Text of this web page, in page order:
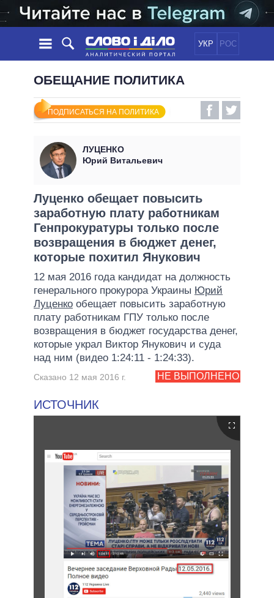
УКР РОС
НОВОСТИ
ЛЕНТА
СОБЫТИЯ
СТАТЬИ
МНЕНИЯ
ОБЗОРЫ
ДАЙДЖЕСТЫ
ПОЛИТИКА
ЭКОНОМИКА
МИР
ОБЕЩАНИЯ
ВСЕ ПОЛИТИКИ
ПРЕЗИДЕНТ И ОФИС
ВЕРХОВНАЯ РАДА
КАБИНЕТ МИНИСТРОВ
ГЛАВЫ ОБЛАДМИНИСТРАЦИЙ
МЭРЫ
ВСЕ ПЕРСОНЫ
ИНФОГРАФИКА
ПОДДЕРЖАТЬ
СРАВНЕНИЕ ПОЛИТИКОВ
ОБЕЩАНИЕ ПОЛИТИКА
ПОДПИСАТЬСЯ НА ПОЛИТИКА
ЛУЦЕНКО
Юрий Витальевич
Луценко обещает повысить
заработную плату работникам
Генпрокуратуры только после
возвращения в бюджет денег,
которые похитил Янукович
12 мая 2016 года кандидат на должность
генерального прокурора Украины Юрий
Луценко обещает повысить заработную
плату работникам ГПУ только после
возвращения в бюджет государства денег,
которые украл Виктор Янукович и суда
над ним (видео 1:24:11 - 1:24:33).
НЕ ВЫПОЛНЕНО
Сказано 12 мая 2016 г.
ИСТОЧНИК